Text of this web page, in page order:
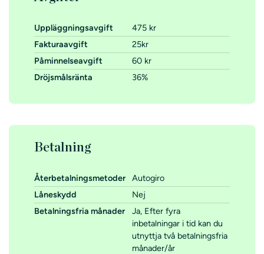
Uppläggningsavgift
475 kr
Fakturaavgift
25kr
Påminnelseavgift
60 kr
Dröjsmålsränta
36%
Betalning
Återbetalningsmetoder
Autogiro
Låneskydd
Nej
Betalningsfria månader
Ja, Efter fyra
inbetalningar i tid kan du
utnyttja två betalningsfria
månader/år